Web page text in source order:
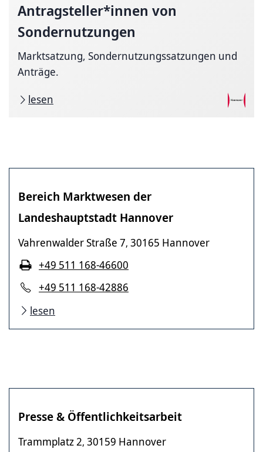
Antragsteller*innen von
Sondernutzungen
Marktsatzung, Sondernutzungssatzungen und
Anträge.
lesen
Bereich Marktwesen der
Landeshauptstadt Hannover
Vahrenwalder Straße 7, 30165 Hannover
+49 511 168-42886
+49 511 168-46600
lesen
Presse & Öffentlichkeitsarbeit
Trammplatz 2, 30159 Hannover